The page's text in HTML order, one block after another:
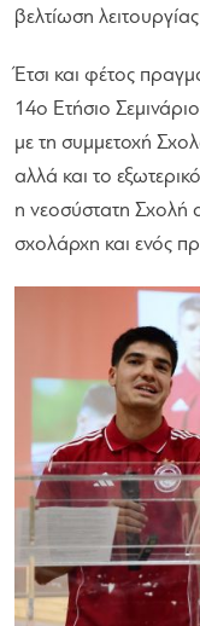
βελτίωση
Έτσι και φέτος
14ο Ετήσιο
με τη συμμετοχή
αλλά και το
η νεοσύστατη Σχολή
σχολάρχη και ενός